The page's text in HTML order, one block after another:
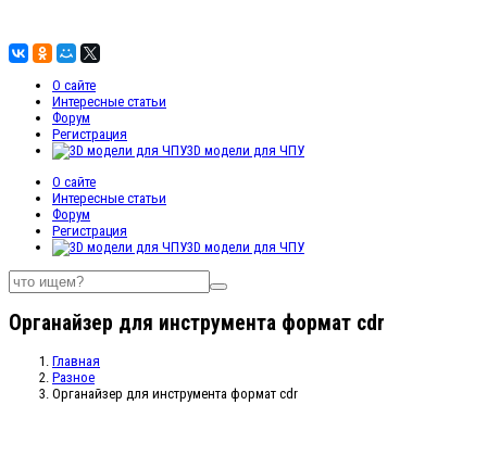
О сайте
Интересные статьи
Форум
Регистрация
3D модели для ЧПУ
О сайте
Интересные статьи
Форум
Регистрация
3D модели для ЧПУ
Органайзер для инструмента формат cdr
Главная
Разное
Органайзер для инструмента формат cdr